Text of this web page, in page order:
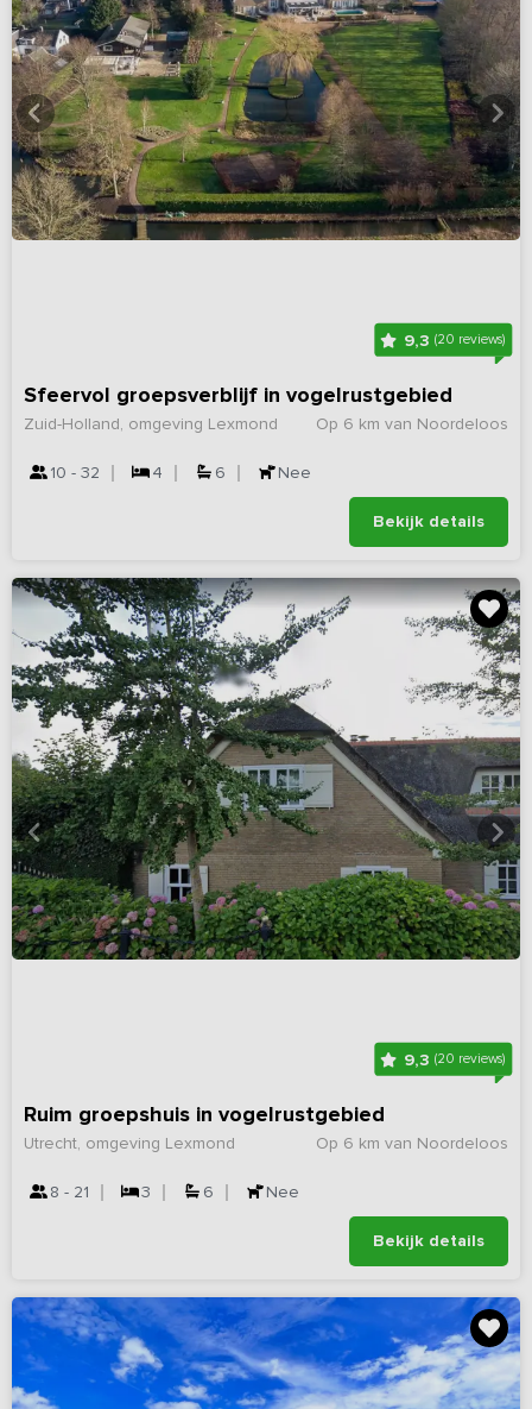
9,3 (20 reviews)
Sfeervol groepsverblijf in vogelrustgebied
Op 6 km van Noordeloos
Zuid-Holland, omgeving Lexmond
10 - 32 4 6 Nee
Bekijk details
9,3 (20 reviews)
Ruim groepshuis in vogelrustgebied
Op 6 km van Noordeloos
Utrecht, omgeving Lexmond
8 - 21 3 6 Nee
Bekijk details